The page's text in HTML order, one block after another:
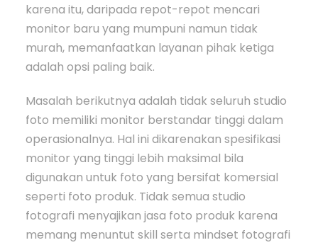
karena itu, daripada repot-repot mencari
monitor baru yang mumpuni namun tidak
murah, memanfaatkan layanan pihak ketiga
adalah opsi paling baik.
Masalah berikutnya adalah tidak seluruh studio
foto memiliki monitor berstandar tinggi dalam
operasionalnya. Hal ini dikarenakan spesifikasi
monitor yang tinggi lebih maksimal bila
digunakan untuk foto yang bersifat komersial
seperti foto produk. Tidak semua studio
fotografi menyajikan jasa foto produk karena
memang menuntut skill serta mindset fotografi